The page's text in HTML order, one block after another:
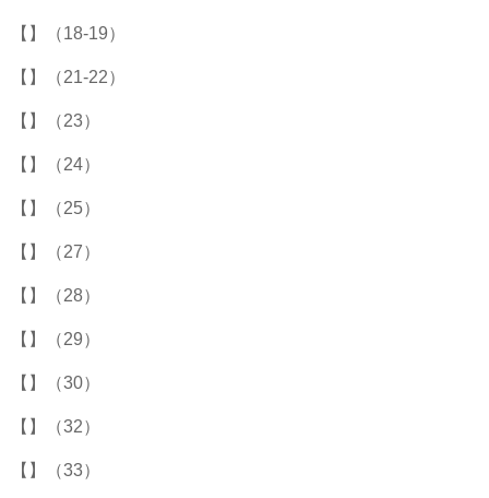
【】（18-19）
【】（21-22）
【】（23）
【】（24）
【】（25）
【】（27）
【】（28）
【】（29）
【】（30）
【】（32）
【】（33）